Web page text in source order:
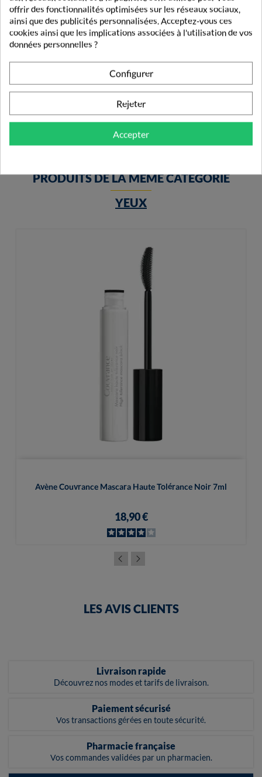
Lovrén Rouge À Lèvre Hydratant R1 Creamy Nude
6,99 €
PRODUITS DE LA MÊME CATÉGORIE
YEUX
Avène Couvrance Mascara Haute Tolérance Noir 7ml
18,90 €
LES AVIS CLIENTS
Livraison rapide
Découvrez nos modes et tarifs de livraison.
Paiement sécurisé
Vos transactions gérées en toute sécurité.
Pharmacie française
Vos commandes validées par un pharmacien.
offrir des fonctionnalités optimisées sur les réseaux sociaux,
ainsi que des publicités personnalisées. Acceptez-vous ces
cookies ainsi que les implications associées à l'utilisation de vos
données personnelles ?
Configurer
Rejeter
Accepter